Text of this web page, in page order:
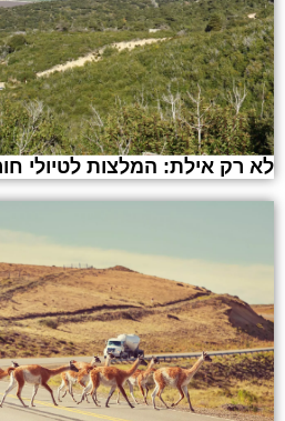
לא רק אילת: המלצות לטיולי